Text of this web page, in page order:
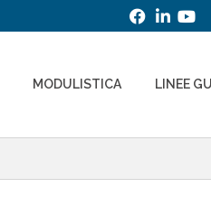
MODULISTICA LINEE